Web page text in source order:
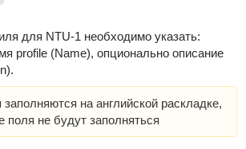
для NTU-1 необходимо указать:
profile (Name), опционально описание
на английской раскладке,
поля не будут заполняться